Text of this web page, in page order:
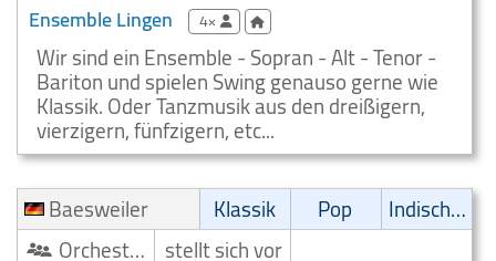
Ensemble Lingen 4×
Wir sind ein Ensemble - Sopran - Alt - Tenor -
Bariton und spielen Swing genauso gerne wie
Klassik. Oder Tanzmusik aus den dreißigern,
vierzigern, fünfzigern, etc...
Baesweiler
Klassik Pop
Indisch/Orientalisch
Orchester/Ensemble
stellt sich vor